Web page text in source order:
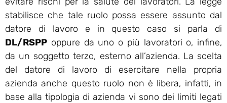
stabilisce che tale ruolo possa essere assunto dal
datore di lavoro e in questo caso si parla di
DL/RSPP oppure da uno o più lavoratori o, infine,
da un soggetto terzo, esterno all’azienda. La scelta
del datore di lavoro di esercitare nella propria
azienda anche questo ruolo non è libera, infatti, in
base alla tipologia di azienda vi sono dei limiti legati